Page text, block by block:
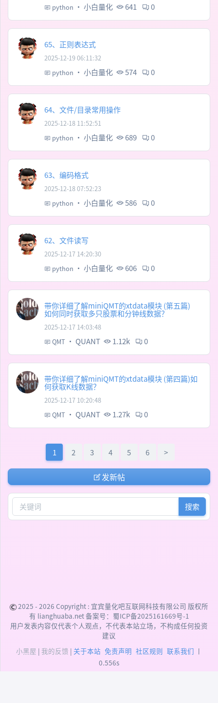
python · 小白量化 641 0
65、正则表达式
2025-12-19 06:11:32
python · 小白量化 574 0
64、文件/目录常用操作
2025-12-18 11:52:51
python · 小白量化 689 0
63、编码格式
2025-12-18 07:52:23
python · 小白量化 586 0
62、文件读写
2025-12-17 14:20:30
python · 小白量化 606 0
带你详细了解miniQMT的xtdata模块 (第五篇)
如何同时获取多只股票和分钟线数据？
2025-12-17 14:03:48
QMT · QUANT 1.12k 0
带你详细了解miniQMT的xtdata模块 (第四篇)如
何获取K线数据？
2025-12-17 10:20:48
QMT · QUANT 1.27k 0
1 2 3 4 5 6 >
发新帖
搜索
2025 - 2026 Copyright : 宜宾量化吧互联网科技有限公司 版权所
有 lianghuaba.net 备案号： 蜀ICP备2025161669号-1
用户发表内容仅代表个人观点，不代表本站立场，不构成任何投资
建议
小黑屋 | 我的反馈 | 关于本站 免责声明 社区规则 联系我们 丨
0.556s